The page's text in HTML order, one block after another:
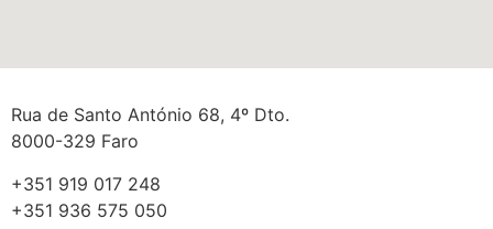
Rua de Santo António 68, 4º Dto.
8000-329 Faro
+351 919 017 248
+351 936 575 050